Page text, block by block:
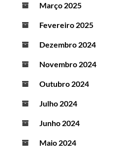
Março 2025
Fevereiro 2025
Dezembro 2024
Novembro 2024
Outubro 2024
Julho 2024
Junho 2024
Maio 2024